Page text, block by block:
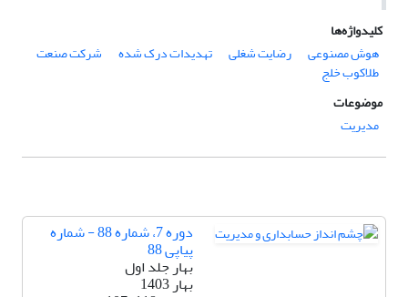
کلیدواژه‌ها
هوش مصنوعی
رضایت شغلی تهدیدات درک شده شرکت صنعت
طلاکوب خلج
موضوعات
مدیریت
دوره 7، شماره 88 - شماره
پیاپی 88
بهار جلد اول
بهار 1403